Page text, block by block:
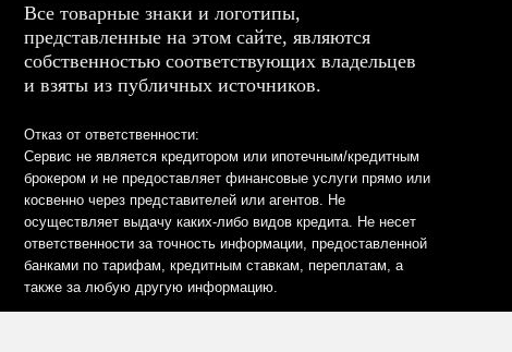
Все товарные знаки и логотипы,
представленные на этом сайте, являются
собственностью соответствующих владельцев
и взяты из публичных источников.
Отказ от ответственности:
Сервис не является кредитором или ипотечным/кредитным
брокером и не предоставляет финансовые услуги прямо или
косвенно через представителей или агентов. Не
осуществляет выдачу каких-либо видов кредита. Не несет
ответственности за точность информации, предоставленной
банками по тарифам, кредитным ставкам, переплатам, а
также за любую другую информацию.